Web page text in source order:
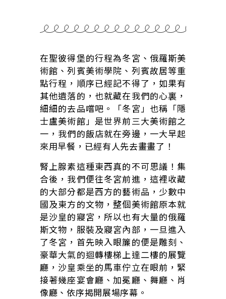
在聖彼得堡的行程為冬宮、俄羅斯美
術館、列賓美術學院、列賓故居等重
點行程，順序已經記不得了，如果有
其他遺落的，也就藏在我們的心裏，
細細的去品嚐吧。「冬宮」也稱「隱
士盧美術館」是世界前三大美術館之
一，我們的飯店就在旁邊，一大早起
來用早餐，已經有人先去畫畫了！
腎上腺素這種東西真的不可思議！集
合後，我們便往冬宮前進，這裡收藏
的大部分都是西方的藝術品，少數中
國及東方的文物，整個美術館原本就
是沙皇的寢宮，所以也有大量的俄羅
斯文物，服裝及寢宮內部，一旦進入
了冬宮，首先映入眼簾的便是雕刻、
豪華大氣的迴轉樓梯上達二樓的展覽
廳，沙皇乘坐的馬車佇立在眼前，緊
接著幾座宴會廳、加冕廳、舞廳、肖
像廳、依序揭開展場序幕。